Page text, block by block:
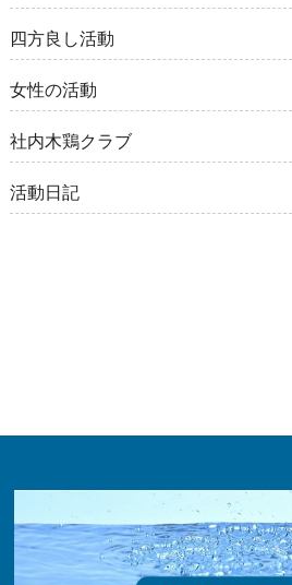
四方良し活動
女性の活動
社内木鶏クラブ
活動日記